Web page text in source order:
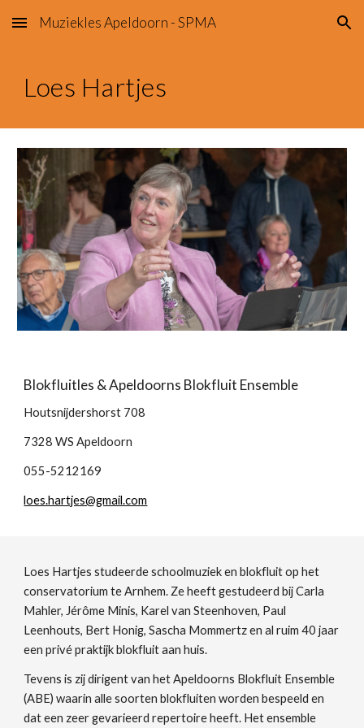
Skip to main content Skip to navigation
Muziekles Apeldoorn - SPMA
Loes Hartjes
Blokfluitles & Apeldoorns Blokfluit Ensemble
Houtsnijdershorst 708
7328 WS Apeldoorn
055-5212169
loes.hartjes@gmail.com
Loes Hartjes studeerde schoolmuziek en blokfluit op het
conservatorium te Arnhem. Ze heeft gestudeerd bij Carla
Mahler, Jérôme Minis, Karel van Steenhoven, Paul
Leenhouts, Bert Honig, Sascha Mommertz en al ruim 40 jaar
een privé praktijk blokfluit aan huis.
Tevens is zij dirigent van het Apeldoorns Blokfluit Ensemble
(ABE) waarin alle soorten blokfluiten worden bespeeld en
dat een zeer gevarieerd repertoire heeft. Het ensemble